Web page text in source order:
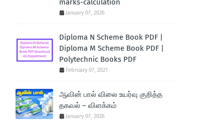
marks-calculation
January 07, 2026
Diploma N Scheme Book PDF |
Diploma M Scheme Book PDF |
Polytechnic Books PDF
February 07, 2021
ஆவின் பால் விலை உயர்வு குறித்த
தகவல் – விளக்கம்
January 07, 2026